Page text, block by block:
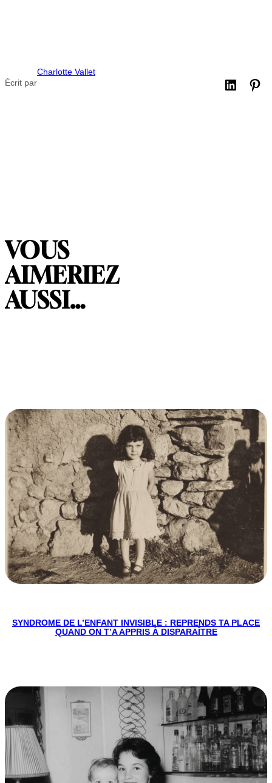
Écrit par
Charlotte Vallet
VOUS
AIMERIEZ
AUSSI…
SYNDROME DE L’ENFANT INVISIBLE : REPRENDS TA PLACE
QUAND ON T’A APPRIS À DISPARAÎTRE